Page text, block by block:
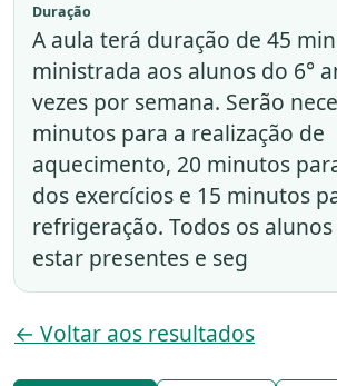
Duração
A aula terá duração de 45
ministrada aos alunos do 6°
vezes por semana. Serão
minutos para a realização de
aquecimento, 20 minutos
dos exercícios e 15 minutos
refrigeração. Todos os
estar presentes e seg
← Voltar aos resultados